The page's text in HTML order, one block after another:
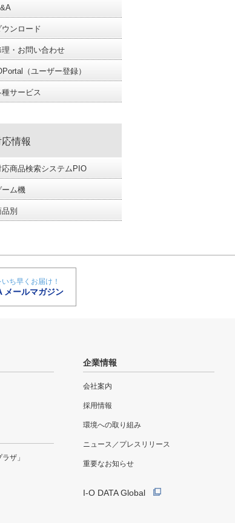
ウンロード
理・お問い合わせ
（ユーザー登録）
種サービス
応情報
応商品検索システムPIO
ーム機
別
ち早くお届け！
メールマガジン
ザ」
企業情報
会社案内
採用情報
環境への取り組み
ニュース／プレスリリース
重要なお知らせ
I-O DATA Global